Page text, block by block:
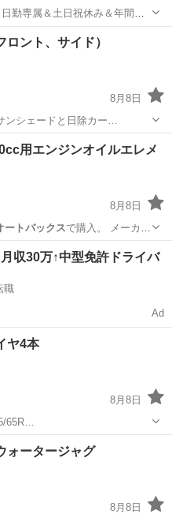
勤専属＆土日祝休み＆年間休
ー通勤OK＆無料駐車場あり
城県常陸大宮市》 人気の
ント、サイド）
8月8日
ンシェードと日除カー…
リア サンシェード
用エンジンオイルエレメ
8月8日
ートバックスで購入。 メーカー
ナンス用品
収30万↑中型免許ドライバ
職
Ad
ヤ4本
8月8日
65R…
ォータージャグ
8月8日